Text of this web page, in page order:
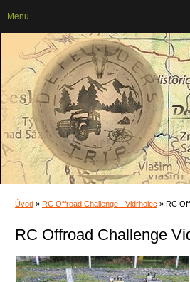
Úvod » RC Offroad Challenge - Vidrholec » RC
RC Offroad Challenge
Menu